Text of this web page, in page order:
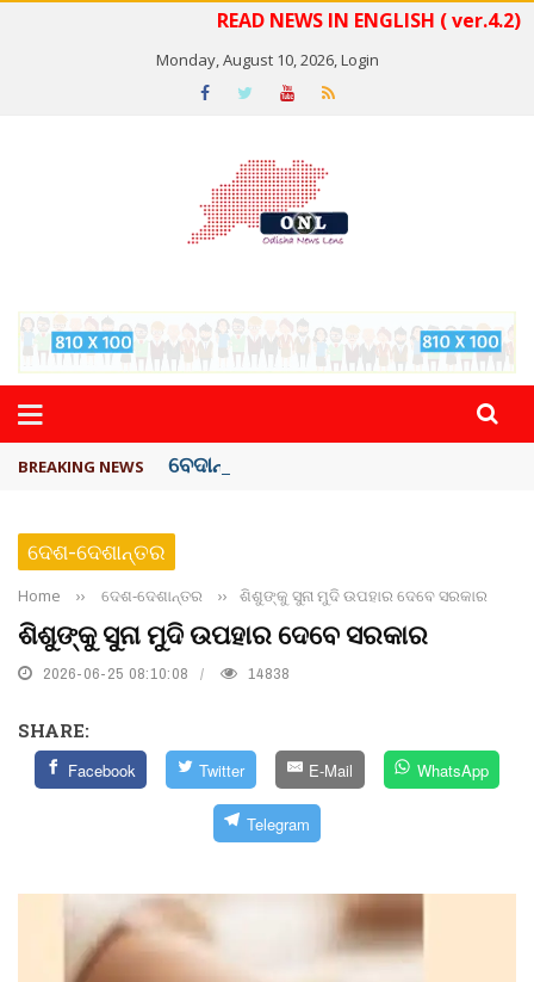
READ NEWS IN ENGLISH ( ver.4.2)
Monday, August 10, 2026,Login
BREAKING NEWS ବେଦାନ୍ତ ଆଲୁମିନିୟର ପ୍ରକଳ୍ପ ସଙ୍ଗମ ...
ଦେଶ-ଦେଶାନ୍ତର
Home ›› ଦେଶ-ଦେଶାନ୍ତର ›› ଶିଶୁଙ୍କୁ ସୁନା ମୁଦି ଉପହାର ଦେବେ ସରକାର
ଶିଶୁଙ୍କୁ ସୁନା ମୁଦି ଉପହାର ଦେବେ ସରକାର
2026-06-25 08:10:08 14838
SHARE:
Facebook Twitter E-Mail WhatsApp
Telegram